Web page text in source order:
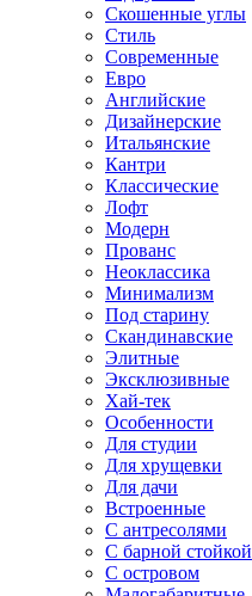
Скошенные углы
Стиль
Современные
Евро
Английские
Дизайнерские
Итальянские
Кантри
Классические
Лофт
Модерн
Прованс
Неоклассика
Минимализм
Под старину
Скандинавские
Элитные
Эксклюзивные
Хай-тек
Особенности
Для студии
Для хрущевки
Для дачи
Встроенные
С антресолями
С барной стойкой
С островом